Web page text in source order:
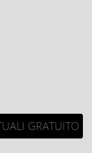
GRATUITO